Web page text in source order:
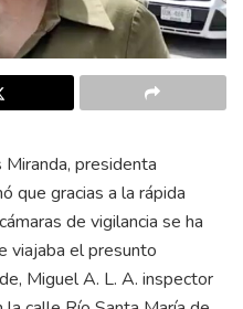
presidenta
que gracias a la rápida
de vigilancia se ha
viajaba el presunto
Miguel A. L. A. inspector